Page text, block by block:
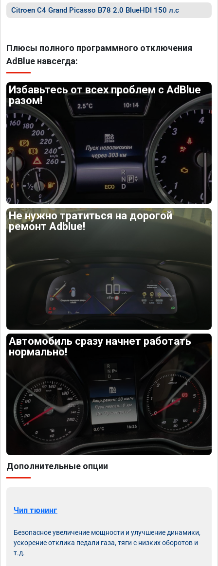
Citroen C4 Grand Picasso B78 2.0 BlueHDI 150 л.с
Плюсы полного программного отключения
AdBlue навсегда:
Избавьтесь от всех проблем с AdBlue
разом!
Не нужно тратиться на дорогой
ремонт Adblue!
Автомобиль сразу начнет работать
нормально!
Дополнительные опции
Чип тюнинг
Безопасное увеличение мощности и улучшение динамики,
ускорение отклика педали газа, тяги с низких оборотов и
т.д.